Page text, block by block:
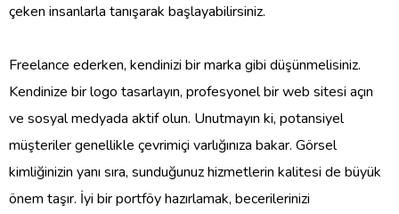
çeken insanlarla tanışarak başlayabilirsiniz.
Freelance ederken, kendinizi bir marka gibi düşünmelisiniz.
Kendinize bir logo tasarlayın, profesyonel bir web sitesi açın
ve sosyal medyada aktif olun. Unutmayın ki, potansiyel
müşteriler genellikle çevrimiçi varlığınıza bakar. Görsel
kimliğinizin yanı sıra, sunduğunuz hizmetlerin kalitesi de büyük
önem taşır. İyi bir portföy hazırlamak, becerilerinizi